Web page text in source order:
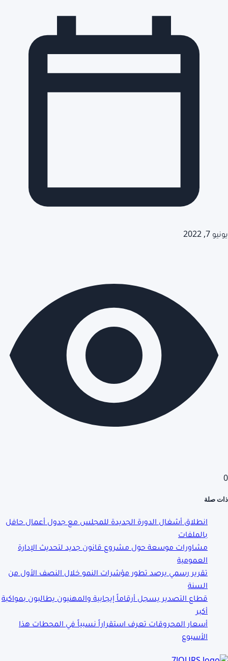
يونيو 7, 2022
0
ذات صلة
انطلاق أشغال الدورة الجديدة للمجلس مع جدول أعمال حافل
بالملفات
مشاورات موسعة حول مشروع قانون جديد لتحديث الإدارة
العمومية
تقرير رسمي يرصد تطور مؤشرات النمو خلال النصف الأول من
السنة
قطاع التصدير يسجل أرقاماً إيجابية والمهنيون يطالبون بمواكبة
أكبر
أسعار المحروقات تعرف استقراراً نسبياً في المحطات هذا
الأسبوع